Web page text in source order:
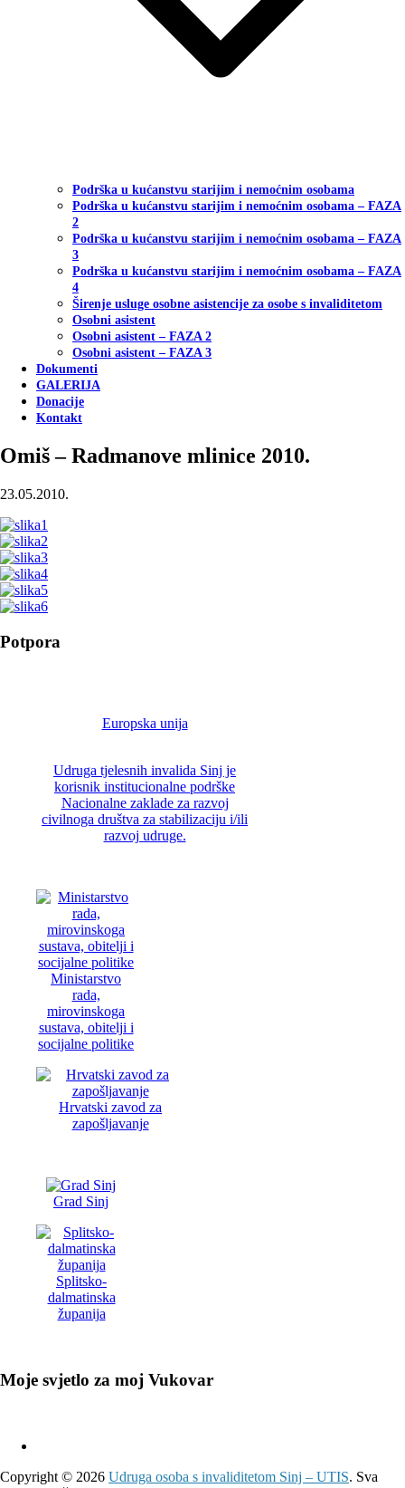
Podrška u kućanstvu starijim i nemoćnim osobama
Podrška u kućanstvu starijim i nemoćnim osobama – FAZA
2
Podrška u kućanstvu starijim i nemoćnim osobama – FAZA
3
Podrška u kućanstvu starijim i nemoćnim osobama – FAZA
4
Širenje usluge osobne asistencije za osobe s invaliditetom
Osobni asistent
Osobni asistent – FAZA 2
Osobni asistent – FAZA 3
Dokumenti
GALERIJA
Donacije
Kontakt
Omiš – Radmanove mlinice 2010.
23.05.2010.
Potpora
Europska unija
Udruga tjelesnih invalida Sinj je
korisnik institucionalne podrške
Nacionalne zaklade za razvoj
civilnoga društva za stabilizaciju i/ili
razvoj udruge.
Ministarstvo
rada,
mirovinskoga
sustava, obitelji i
socijalne politike
Hrvatski zavod za
zapošljavanje
Grad Sinj
Splitsko-
dalmatinska
županija
Moje svjetlo za moj Vukovar
Copyright © 2026 Udruga osoba s invaliditetom Sinj – UTIS. Sva